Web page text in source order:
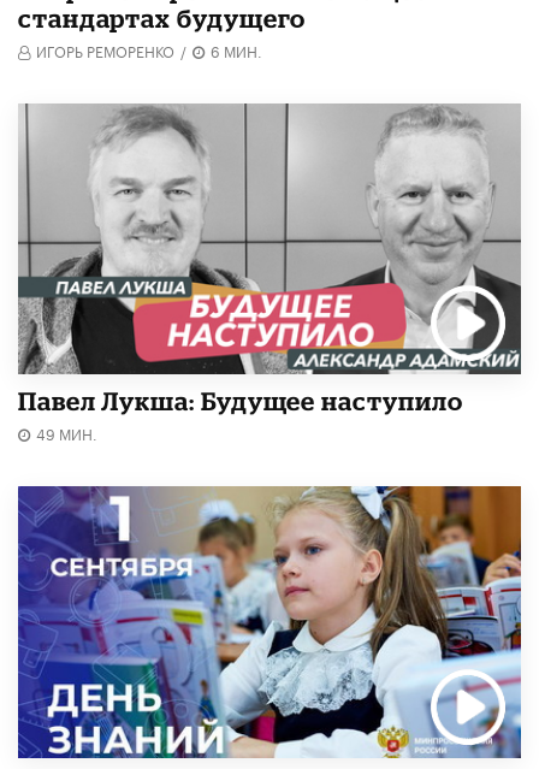
стандартах будущего
ИГОРЬ РЕМОРЕНКО / 6 МИН.
Павел Лукша: Будущее наступило
49 МИН.